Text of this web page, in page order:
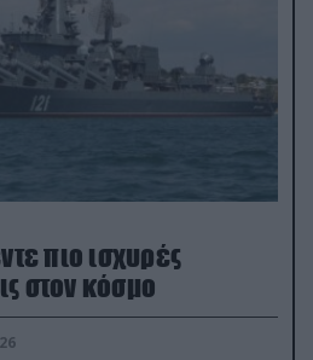
πιο ισχυρές
στον κόσμο